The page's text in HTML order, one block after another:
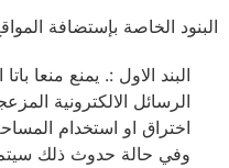
البنود الخاصة بإستضافة
البند الاول :. يمنع منعا
اختراق او استخدام
وفي حالة حدوث ذلك